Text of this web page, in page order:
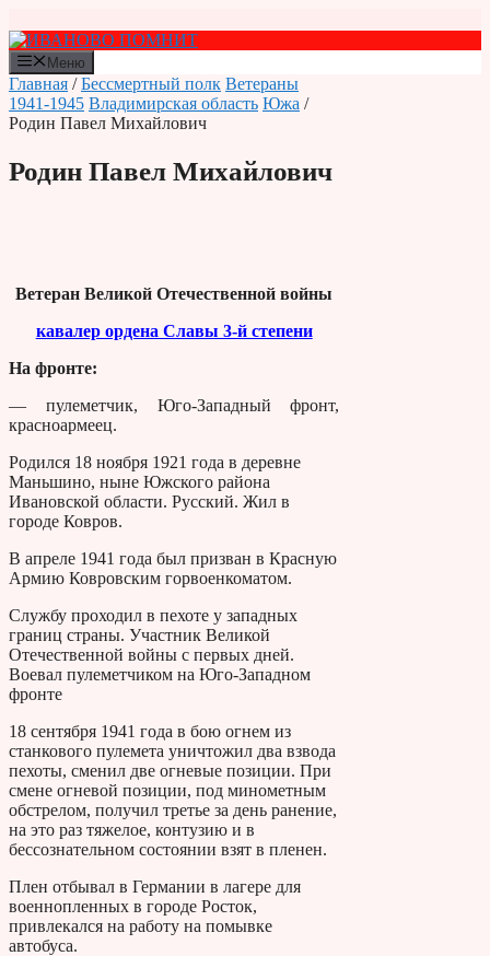
к
содержимому
Меню
Главная /Бессмертный полк Ветераны
1941-1945 Владимирская область Южа /
Родин Павел Михайлович
Родин Павел Михайлович
Ветеран Великой Отечественной войны
кавалер ордена Славы 3-й степени
На фронте:
— пулеметчик, Юго-Западный фронт,
красноармеец.
Родился 18 ноября 1921 года в деревне
Маньшино, ныне Южского района
Ивановской области. Русский. Жил в
городе Ковров.
В апреле 1941 года был призван в Красную
Армию Ковровским горвоенкоматом.
Службу проходил в пехоте у западных
границ страны. Участник Великой
Отечественной войны с первых дней.
Воевал пулеметчиком на Юго-Западном
фронте
18 сентября 1941 года в бою огнем из
станкового пулемета уничтожил два взвода
пехоты, сменил две огневые позиции. При
смене огневой позиции, под минометным
обстрелом, получил третье за день ранение,
на это раз тяжелое, контузию и в
бессознательном состоянии взят в пленен.
Плен отбывал в Германии в лагере для
военнопленных в городе Росток,
привлекался на работу на помывке
автобуса.